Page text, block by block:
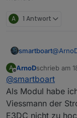
Mit dem
A 1 Antwort
smartboart@
hoch
Frage
mir
Der
meinen
Die
A
Offline
ArnoDschrieb am
zuletzt
@smartboart
Als Modul habe
Viessmann der
E3DC nicht zu